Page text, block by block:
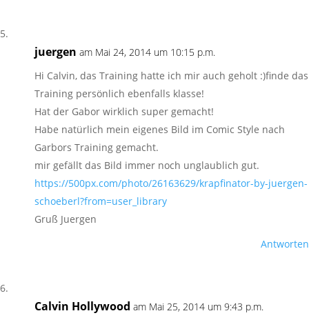
juergen am Mai 24, 2014 um 10:15 p.m.
Hi Calvin, das Training hatte ich mir auch geholt :)finde das
Training persönlich ebenfalls klasse!
Hat der Gabor wirklich super gemacht!
Habe natürlich mein eigenes Bild im Comic Style nach
Garbors Training gemacht.
mir gefällt das Bild immer noch unglaublich gut.
https://500px.com/photo/26163629/krapfinator-by-juergen-
schoeberl?from=user_library
Gruß Juergen
Antworten
Calvin Hollywood am Mai 25, 2014 um 9:43 p.m.